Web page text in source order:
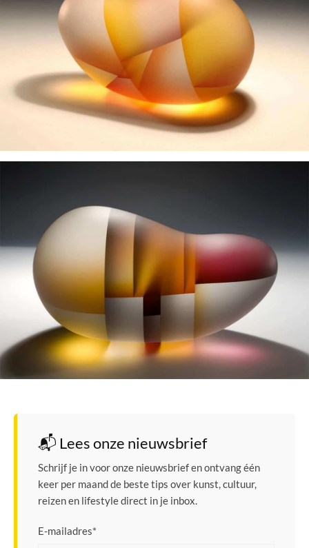
📬 Lees onze nieuwsbrief
Schrijf je in voor onze nieuwsbrief en ontvang één
keer per maand de beste tips over kunst, cultuur,
reizen en lifestyle direct in je inbox.
E-mailadres*